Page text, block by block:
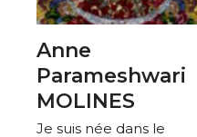
Anne
Parameshwari
MOLINES
Je suis née dans le